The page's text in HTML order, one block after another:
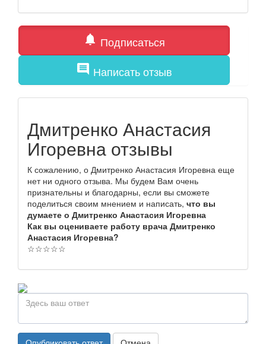
notifications Подписаться
comment Написать отзыв
Дмитренко Анастасия
Игоревна отзывы
К сожалению, о Дмитренко Анастасия Игоревна еще
нет ни одного отзыва. Мы будем Вам очень
признательны и благодарны, если вы сможете
поделиться своим мнением и написать, что вы
думаете о Дмитренко Анастасия Игоревна
Как вы оцениваете работу врача Дмитренко
Анастасия Игоревна?
☆☆☆☆☆